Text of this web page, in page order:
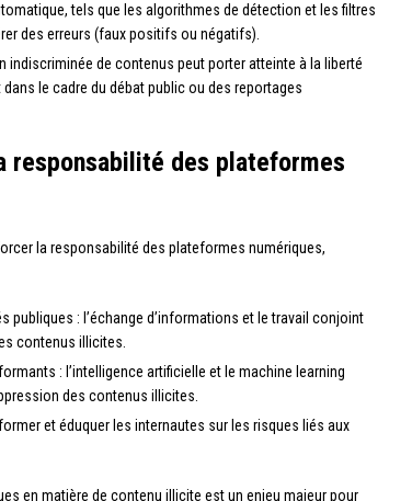
tels que les algorithmes de détection et les filtres
des erreurs (faux positifs ou négatifs).
indiscriminée de contenus peut porter atteinte à la liberté
le cadre du débat public ou des reportages
responsabilité des plateformes
la responsabilité des plateformes numériques,
: l’échange d’informations et le travail conjoint
contenus illicites.
: l’intelligence artificielle et le machine learning
des contenus illicites.
et éduquer les internautes sur les risques liés aux
en matière de contenu illicite est un enjeu majeur pour